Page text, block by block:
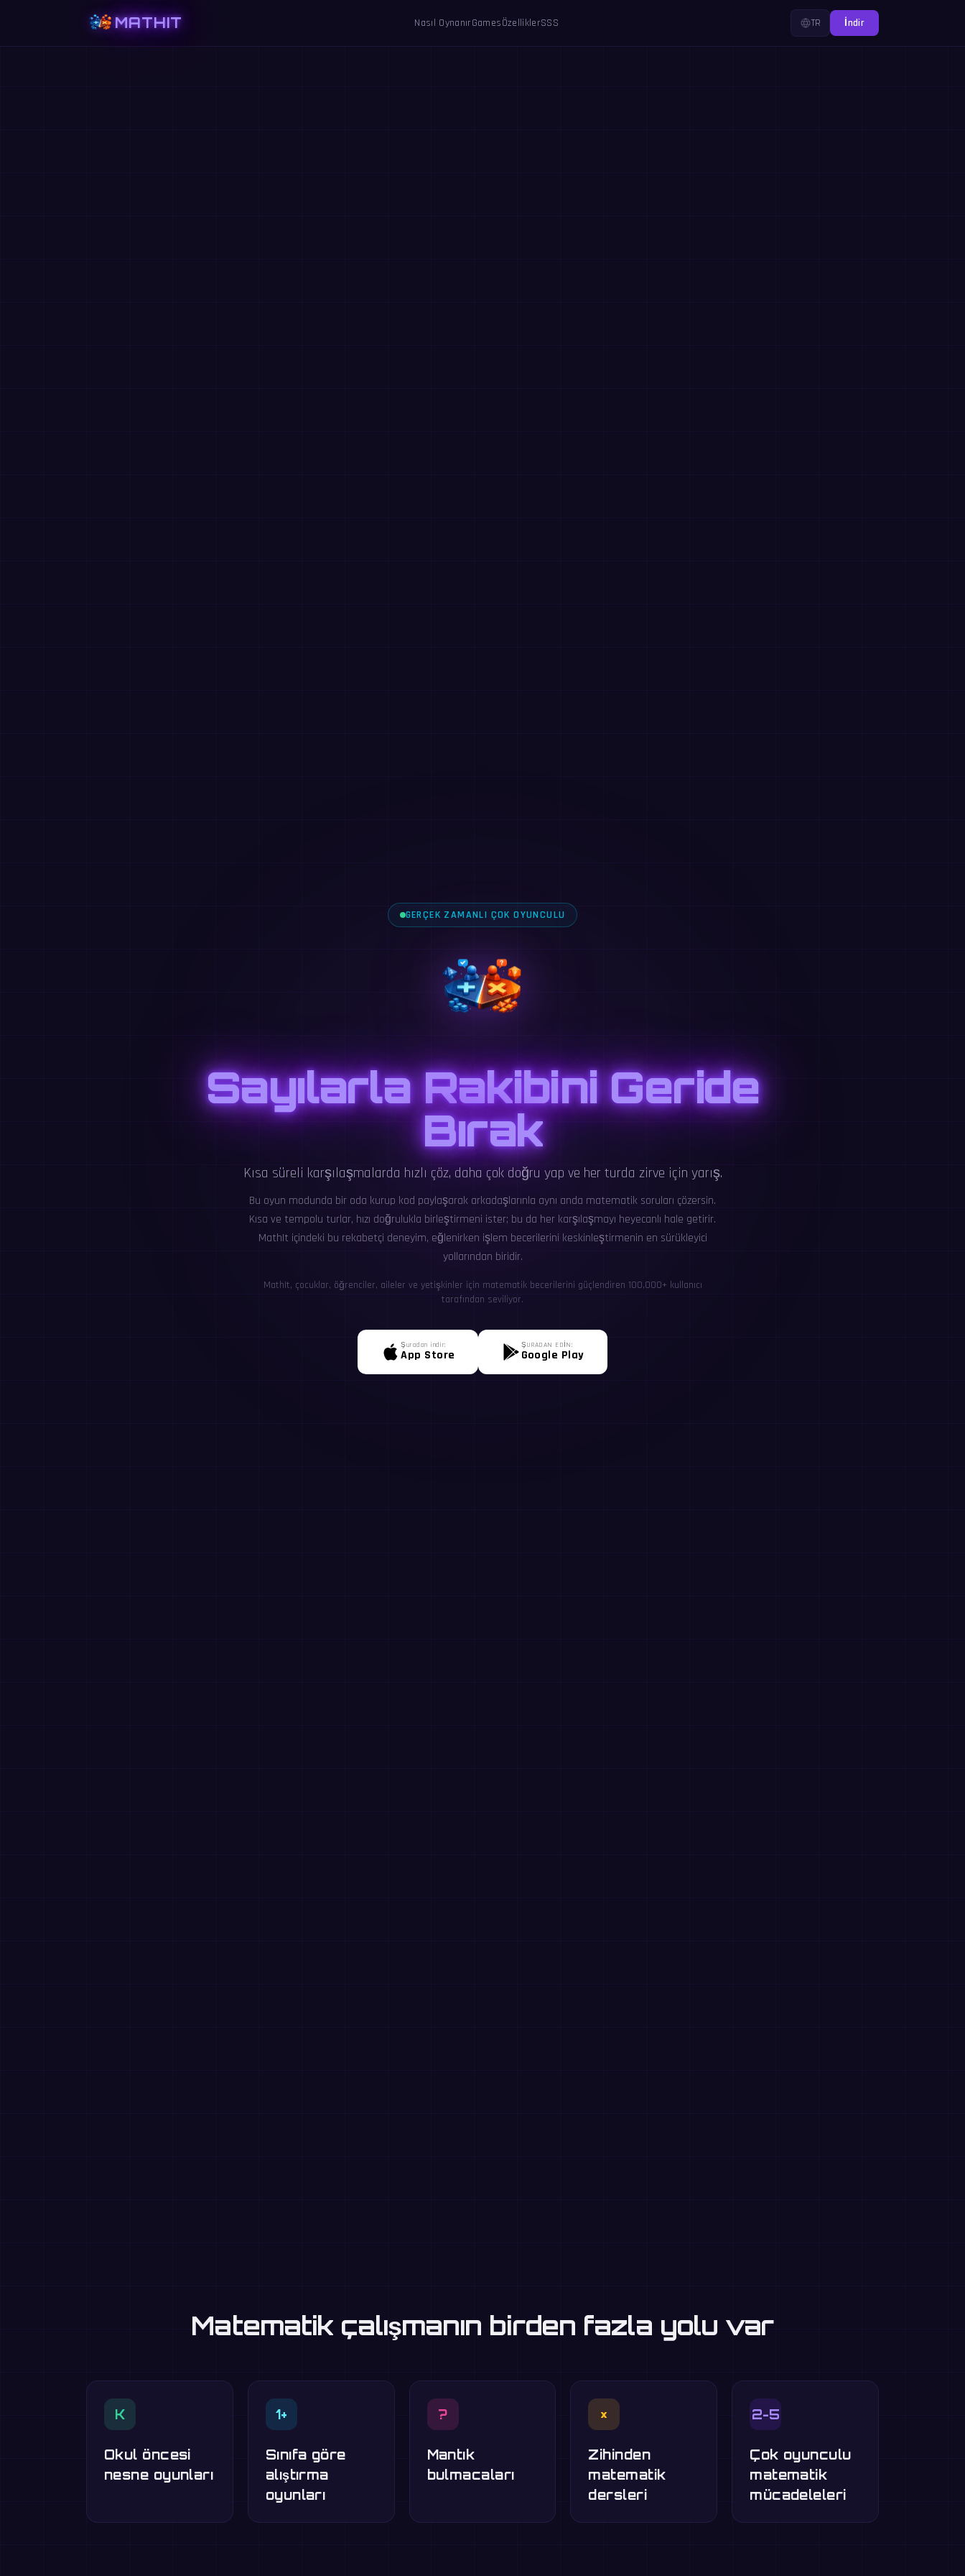
MATHIT Nasıl OynanırGamesÖzelliklerSSS TR İndir
GERÇEK ZAMANLI ÇOK OYUNCULU
Sayılarla Rakibini Geride
Bırak
Kısa süreli karşılaşmalarda hızlı çöz, daha çok doğru yap ve her turda zirve için yarış.
Bu oyun modunda bir oda kurup kod paylaşarak arkadaşlarınla aynı anda matematik soruları çözersin.
Kısa ve tempolu turlar, hızı doğrulukla birleştirmeni ister; bu da her karşılaşmayı heyecanlı hale getirir.
MathIt içindeki bu rekabetçi deneyim, eğlenirken işlem becerilerini keskinleştirmenin en sürükleyici
yollarından biridir.
MathIt, çocuklar, öğrenciler, aileler ve yetişkinler için matematik becerilerini güçlendiren 100,000+ kullanıcı
tarafından seviliyor.
Şuradan indir:
App Store
ŞURADAN EDİN:
Google Play
Matematik çalışmanın birden fazla yolu var
K
Okul öncesi
nesne oyunları
1+
Sınıfa göre
alıştırma
oyunları
?
Mantık
bulmacaları
×
Zihinden
matematik
dersleri
2-5
Çok oyunculu
matematik
mücadeleleri